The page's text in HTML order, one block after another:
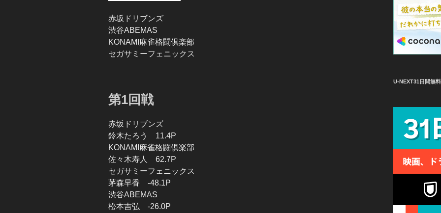
赤坂ドリブンズ
渋谷ABEMAS
KONAMI麻雀格闘倶楽部
セガサミーフェニックス
第1回戦
赤坂ドリブンズ
鈴木たろう 11.4P
KONAMI麻雀格闘倶楽部
佐々木寿人 62.7P
セガサミーフェニックス
茅森早香 -48.1P
渋谷ABEMAS
松本吉弘 -26.0P
U-NEXT31日間無